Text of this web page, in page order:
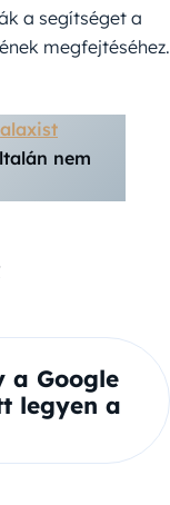
a segítséget a
megfejtéséhez.
nem
Google
legyen a